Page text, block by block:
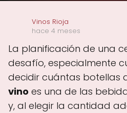
Vinos Rioja
hace 4 meses
La planificación de una
desafío, especialmente
decidir cuántas botellas
vino es una de las
y, al elegir la cantidad